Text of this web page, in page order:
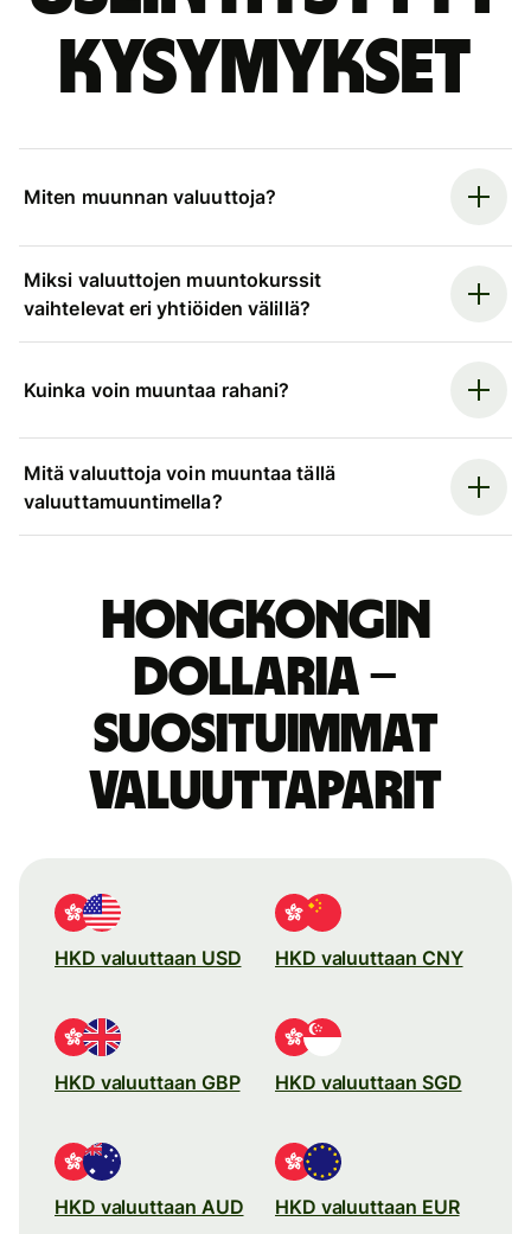
kysymykset
Miten muunnan valuuttoja?
Miksi valuuttojen muuntokurssit
vaihtelevat eri yhtiöiden välillä?
Kuinka voin muuntaa rahani?
Mitä valuuttoja voin muuntaa tällä
valuuttamuuntimella?
Hongkongin
dollaria –
suosituimmat
valuuttaparit
HKD valuuttaan USD HKD valuuttaan CNY
HKD valuuttaan GBP HKD valuuttaan SGD
HKD valuuttaan AUD HKD valuuttaan EUR